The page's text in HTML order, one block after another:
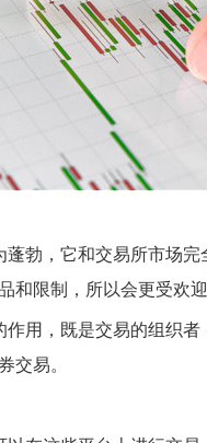
勃，它和交易所市场
限制，所以会更受欢迎
用，既是交易的组织
易。